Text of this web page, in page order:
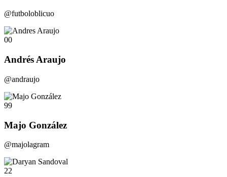
@futboloblicuo
00
Andrés Araujo
@andraujo
99
Majo González
@majolagram
22